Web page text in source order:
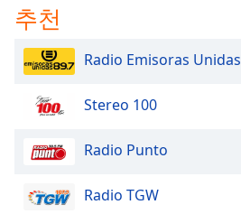
Font
Family
Reset
Close
Modal
추천
Radio Emisoras Unidas
Stereo 100
Radio Punto
Radio TGW